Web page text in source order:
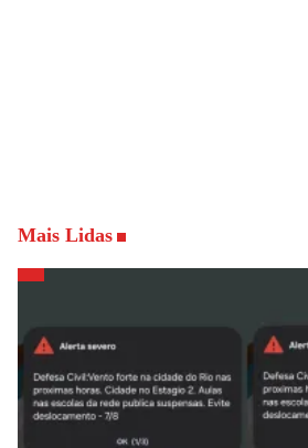
Mais Lidas